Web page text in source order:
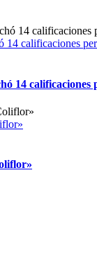
14 calificaciones
14 calificaciones